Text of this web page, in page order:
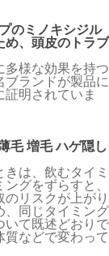
のミノキシジル
め、頭皮のトラブ
多様な効果を持つ
ランドが製品に
明されていま
毛 増毛 ハゲ隠し
は、飲むタイミ
グをずらすと、
リスクが上がり
、同じタイミング
いて既述どおりで
などで変わって